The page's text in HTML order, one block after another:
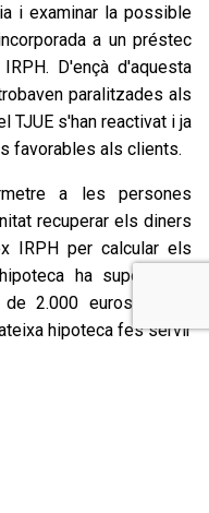
i examinar la possible
a un préstec
D'ençà d'aquesta
paralitzades als
TJUE s'han reactivat i ja
favorables als clients.
a les persones
recuperar els diners
IRPH per calcular els
ha suposat un
2.000 euros anuals
hipoteca fes servir